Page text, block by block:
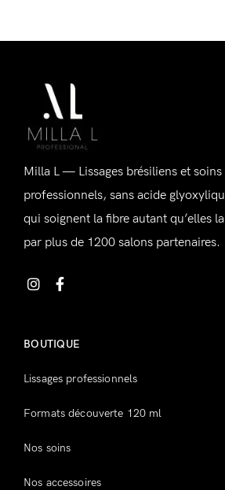
Vous n'avez pas de
Milla L — Lissages brésiliens et soins
professionnels, sans acide
qui soignent la fibre autant qu’elles
par plus de 1200 salons partenaires.
BOUTIQUE
Lissages professionnels
Formats découverte 120 ml
Nos soins
Nos accessoires